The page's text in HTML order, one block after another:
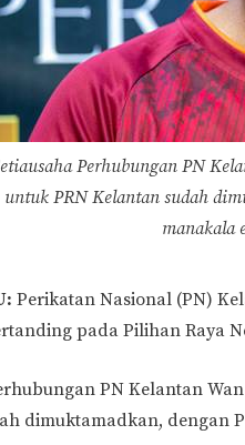
Perhubungan PN
untuk PRN Kelantan sudah
manakala
Perikatan Nasional (PN)
pada Pilihan Raya
PN Kelantan
dimuktamadkan, dengan